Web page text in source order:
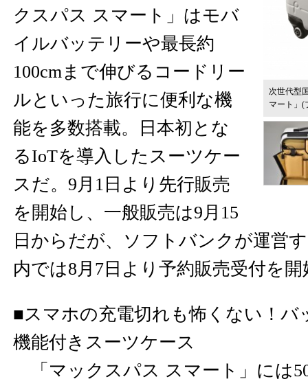
次世代型
マート」(
クスパス スマート」はモバ
イルバッテリーや最長約
100cmまで伸びるコードリー
ルといった旅行に便利な機
能を多数搭載。日本初とな
るIoTを導入したスーツケー
スだ。9月1日より先行販売
を開始し、一般販売は9月15
日からだが、ソフトバンクが運営
内では8月7日より予約販売受付を
■スマホの充電切れも怖くない！バ
機能付きスーツケース
「マックスパス スマート」には